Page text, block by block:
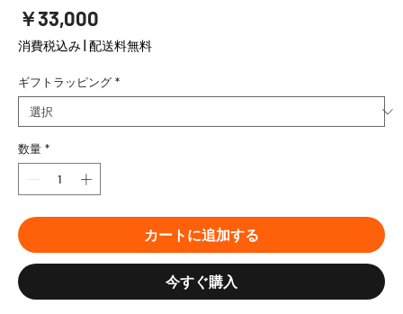
￥33,000
格
消費税込み 配送料無料
ギフトラッピング *
数量 *
カートに追加する
今すぐ購入